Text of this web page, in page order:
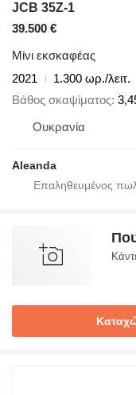
JCB 35Z-1
39.500 €
Μίνι εκσκαφέας
2021
1.300 ωρ./λειτ.
Βάθος σκαψίματος
Ουκρανία
Aleanda